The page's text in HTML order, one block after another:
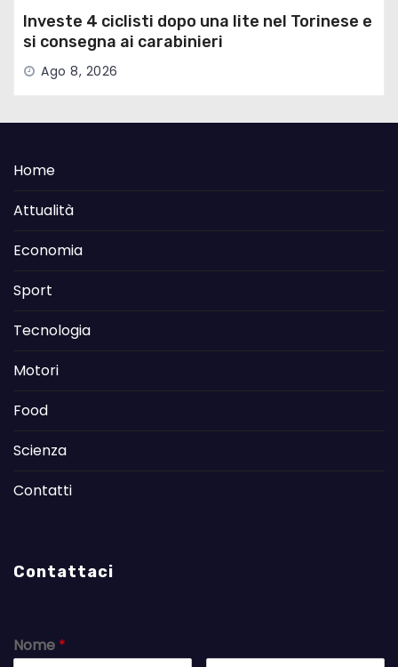
Investe 4 ciclisti dopo una lite nel Torinese e
si consegna ai carabinieri
Ago 8, 2026
Home
Attualità
Economia
Sport
Tecnologia
Motori
Food
Scienza
Contatti
Contattaci
Nome *